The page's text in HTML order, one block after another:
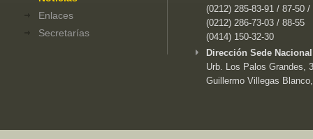
Enlaces
Secretarías
(0212) 285-83-91 / 87-50 /
(0212) 286-73-03 / 88-55
(0414) 150-32-30
Dirección Sede
Urb. Los Palos Grandes,
Guillermo Villegas